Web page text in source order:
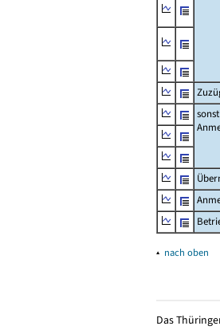
▴ nach oben
Das